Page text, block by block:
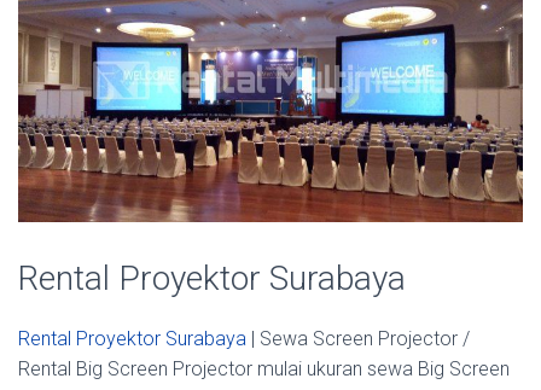
Rental Proyektor Surabaya
Rental Proyektor Surabaya | Sewa Screen Projector /
Rental Big Screen Projector mulai ukuran sewa Big Screen